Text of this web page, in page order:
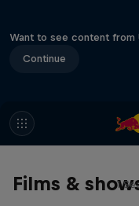
Want to see content from
Continue
Films & 1